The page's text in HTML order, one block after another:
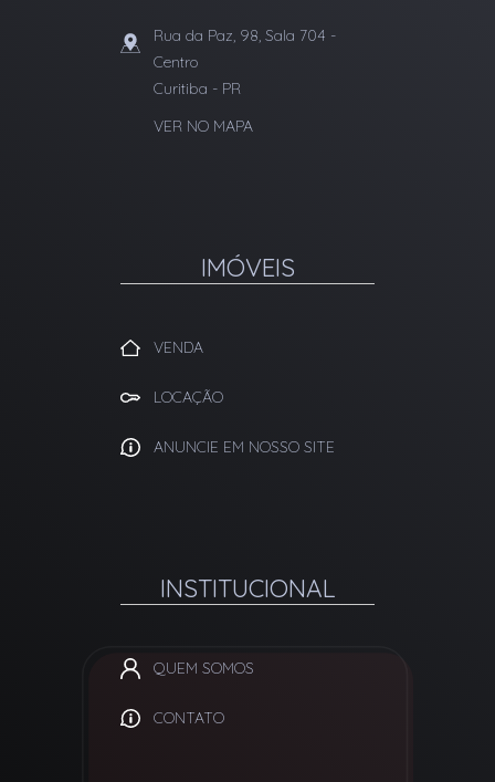
Rua da Paz, 98, Sala 704 -
Centro
Curitiba - PR
VER NO MAPA
IMÓVEIS
VENDA
LOCAÇÃO
ANUNCIE EM NOSSO SITE
INSTITUCIONAL
QUEM SOMOS
CONTATO